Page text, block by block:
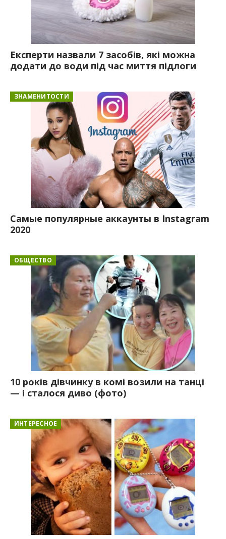
Експерти назвали 7 засобів, які можна
додати до води під час миття підлоги
ЗНАМЕНИТОСТИ
Самые популярные аккаунты в Instagram
2020
ОБЩЕСТВО
10 років дівчинку в комі возили на танці
— і сталося диво (фото)
ИНТЕРЕСНОЕ